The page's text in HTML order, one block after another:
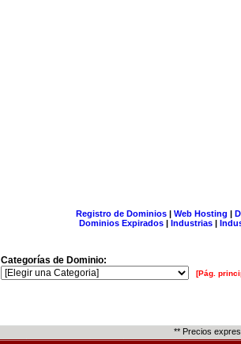
Registro de Dominios| Web Hosting |
Dominios Expirados | Industrias |
Categorías de Dominio:
[Pág.
** Precios